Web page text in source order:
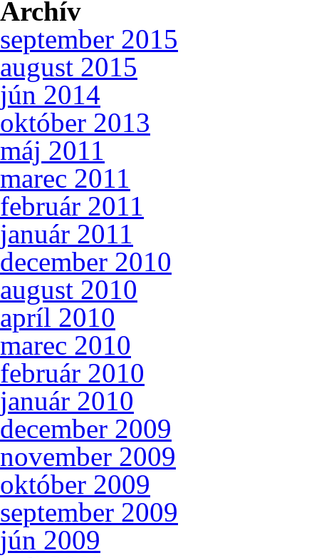
Archív
september 2015
august 2015
jún 2014
október 2013
máj 2011
marec 2011
február 2011
január 2011
december 2010
august 2010
apríl 2010
marec 2010
február 2010
január 2010
december 2009
november 2009
október 2009
september 2009
jún 2009